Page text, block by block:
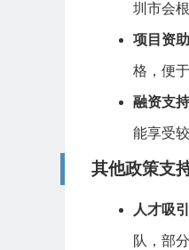
圳市会
项目资助
格，便
融资支
能享受
其他政策支
人才吸
队，部